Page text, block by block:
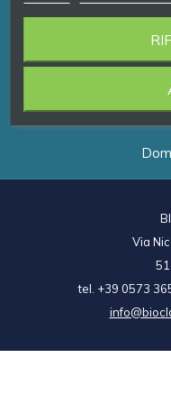
Via
tel. +39 0573